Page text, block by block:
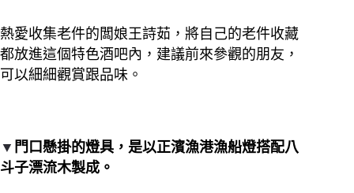
熱愛收集老件的闆娘王詩茹，將自己的老件收藏
都放進這個特色酒吧內，建議前來參觀的朋友，
可以細細觀賞跟品味。
▼ 門口懸掛的燈具，是以正濱漁港漁船燈搭配八
斗子漂流木製成。